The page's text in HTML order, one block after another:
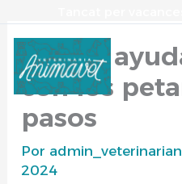
contenido
Cómo
con los
pasos
Por
2024